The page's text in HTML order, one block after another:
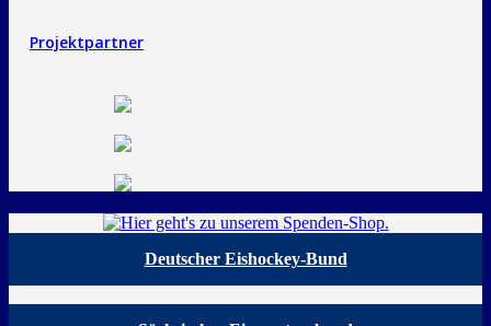
Projektpartner
Deutscher Eishockey-Bund